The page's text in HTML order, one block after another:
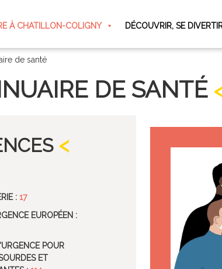
À CHATILLON-COLIGNY DÉCOUVRIR, SE
de santé
DE SANTÉ
: 17
EUROPÉEN :
POUR
ET